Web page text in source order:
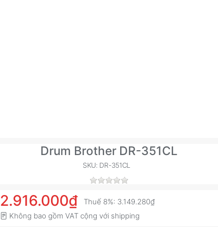
Drum Brother DR-351CL
SKU: DR-351CL
2.916.000₫ Thuế 8%: 3.149.280₫
Không bao gồm VAT cộng với shipping